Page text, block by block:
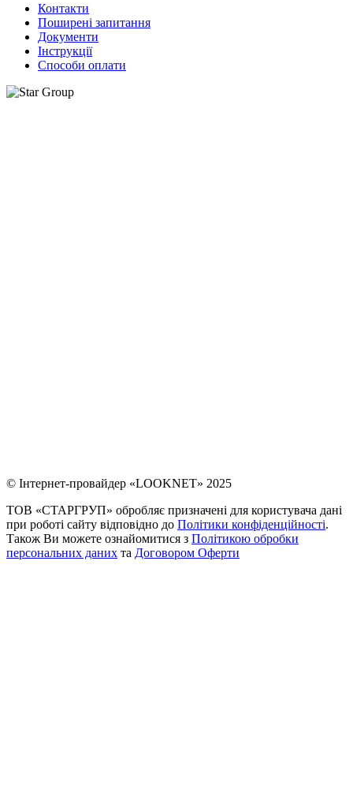
Контакти
Поширені запитання
Документи
Інструкції
Способи оплати
© Інтернет-провайдер «LOOKNET» 2025
ТОВ «СТАРГРУП» обробляє призначені для користувача дані
при роботі сайту відповідно до Політики конфіденційності.
Також Ви можете ознайомитися з Політикою обробки
персональних даних та Договором Оферти